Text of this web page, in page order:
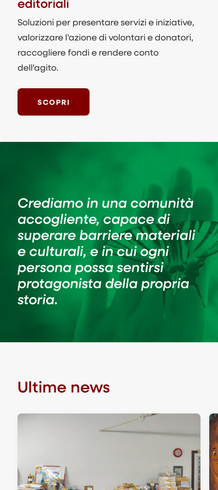
Soluzioni per presentare servizi e iniziative,
valorizzare l’azione di volontari e donatori,
raccogliere fondi e rendere conto
dell’agito.
SCOPRI
Crediamo in una comunità
accogliente, capace di
superare barriere materiali
e culturali, e in cui ogni
persona possa sentirsi
protagonista della propria
storia.
Ultime news